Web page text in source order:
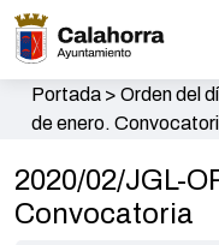
Portada> Orden del
de enero.
2020/02/JGL-
Convocatoria